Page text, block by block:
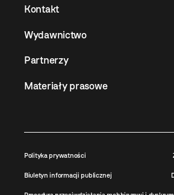
Kontakt
Wydawnictwo
Partnerzy
Materiały prasowe
Polityka prywatności
Biuletyn informacji publicznej